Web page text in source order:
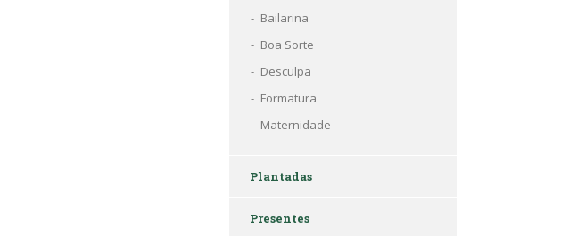
Bailarina
Boa Sorte
Desculpa
Formatura
Maternidade
Plantadas
Presentes